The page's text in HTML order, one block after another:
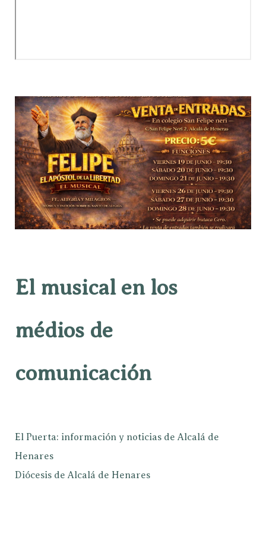
El musical en los
médios de
comunicación
El Puerta: información y noticias de Alcalá de
Henares
Diócesis de Alcalá de Henares